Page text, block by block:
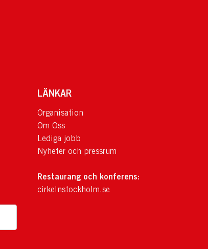
LÄNKAR
Organisation
Om Oss
Lediga jobb
Nyheter och pressrum
Restaurang och konferens:
cirkelnstockholm.se